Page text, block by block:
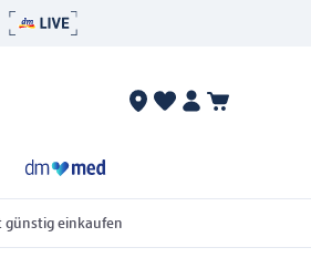
günstig einkaufen